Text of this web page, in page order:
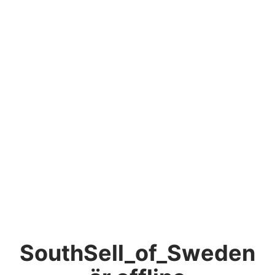
SouthSell_of_Sweden